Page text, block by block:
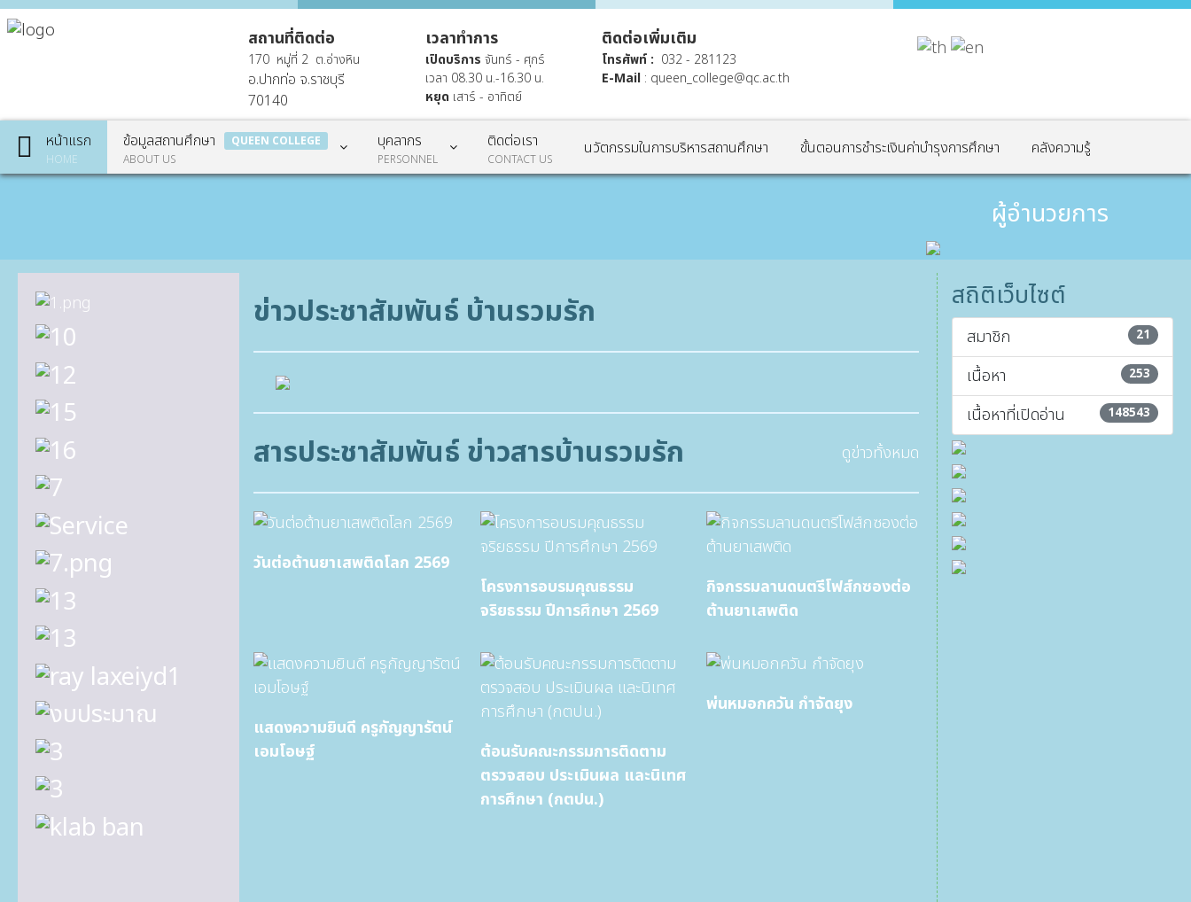
สถานที่ติดต่อ
170 หมู่ที่ 2 ต.อ่างหิน
อ.ปากท่อ จ.ราชบุรี
70140
เวลาทำการ
เปิดบริการ จันทร์ - ศุกร์
เวลา 08.30 น.-16.30 น.
หยุด เสาร์ - อาทิตย์
ติดต่อเพิ่มเติม
โทรศัพท์ : 032 - 281123
E-Mail: queen_college@qc.ac.th
หน้าแรก
HOME
ข้อมูลสถานศึกษา
QUEEN COLLEGE
ABOUT US
บุคลากร
PERSONNEL
ติดต่อเรา
CONTACT US
นวัตกรรมในการบริหารสถานศึกษา ขั้นตอนการชำระเงินค่าบำรุงการศึกษา คลังความรู้
ผู้อำนวยการ
ข่าวประชาสัมพันธ์ บ้านรวมรัก
สารประชาสัมพันธ์ ข่าวสารบ้านรวมรัก ดูข่าวทั้งหมด
วันต่อต้านยาเสพติดโลก 2569
โครงการอบรมคุณธรรม
จริยธรรม ปีการศึกษา 2569
กิจกรรมลานดนตรีโฟส์กซองต่อ
ต้านยาเสพติด
แสดงความยินดี ครูกัญญารัตน์
เอมโอษฐ์
ต้อนรับคณะกรรมการติดตาม
ตรวจสอบ ประเมินผล และนิเทศ
การศึกษา (กตปน.)
พ่นหมอกควัน กำจัดยุง
สถิติเว็บไซต์
สมาชิก 21
เนื้อหา 253
เนื้อหาที่เปิดอ่าน 148543